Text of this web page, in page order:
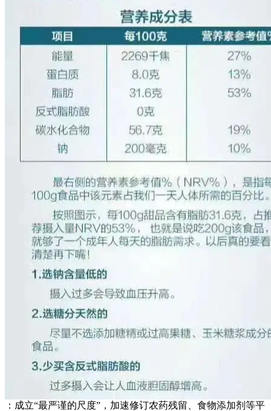
：成立“最严谨的尺度”，加速修订农药残留、食物添加剂等平